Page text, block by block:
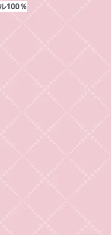
100％